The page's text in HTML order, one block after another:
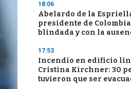
18:06
Abelardo de la
presidente de
blindada y con la
17:53
Incendio en edificio
Cristina Kirchner: 30
tuvieron que ser